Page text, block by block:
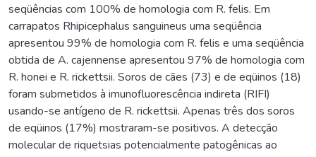
seqüências com 100% de homologia com R. felis. Em
carrapatos Rhipicephalus sanguineus uma seqüência
apresentou 99% de homologia com R. felis e uma seqüência
obtida de A. cajennense apresentou 97% de homologia com
R. honei e R. rickettsii. Soros de cães (73) e de eqüinos (18)
foram submetidos à imunofluorescência indireta (RIFI)
usando-se antígeno de R. rickettsii. Apenas três dos soros
de eqüinos (17%) mostraram-se positivos. A detecção
molecular de riquetsias potencialmente patogênicas ao